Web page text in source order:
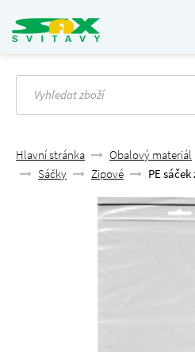
Hlavní stránka
Obalový materiál
Sáčky
Zipové PE